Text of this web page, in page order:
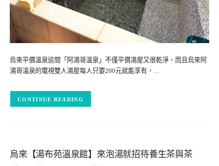
烏來平價溫泉這間「阿湯哥溫泉」不僅平價湯屋又很乾淨，而且烏來阿
湯哥溫泉的電視雙人湯屋每人只要200元就能享有，…
CONTINUE READING
烏來【湯布苑溫泉館】來泡湯就招待養生茶與茶